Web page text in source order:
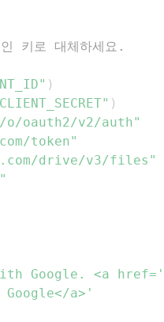
키로 대체하세요.
)
)
oauth2/v2/auth"
token"
drive/v3/files"
Google. <a href='
a>'